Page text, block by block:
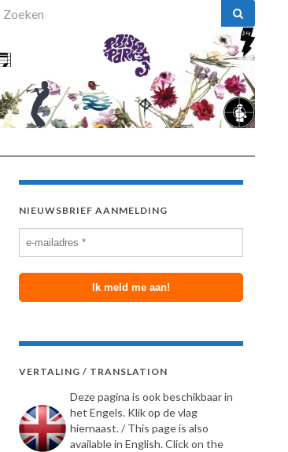
Search for:
NIEUWSBRIEF AANMELDING
VERTALING / TRANSLATION
Deze pagina is ook beschikbaar in
het Engels. Klik op de vlag
hiernaast. / This page is also
available in English. Click on the